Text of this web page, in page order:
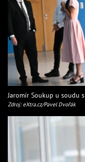
Jaromír Soukup u soudu
Zdroj: eXtra.cz/Pavel Dvořák